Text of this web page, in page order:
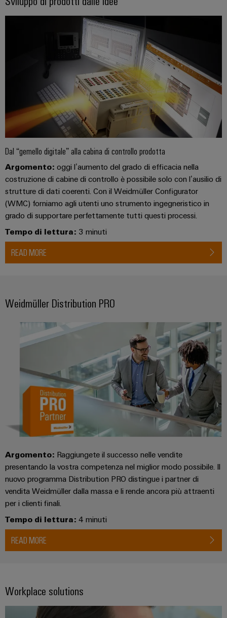
Dal “gemello digitale” alla cabina di controllo prodotta
Argomento: oggi l’aumento del grado di efficacia nella
costruzione di cabine di controllo è possibile solo con l’ausilio di
strutture di dati coerenti. Con il Weidmüller Configurator
(WMC) forniamo agli utenti uno strumento ingegneristico in
grado di supportare perfettamente tutti questi processi.
Tempo di lettura: 3 minuti
READ MORE
Weidmüller Distribution PRO
Argomento: Raggiungete il successo nelle vendite
presentando la vostra competenza nel miglior modo possibile. Il
nuovo programma Distribution PRO distingue i partner di
vendita Weidmüller dalla massa e li rende ancora più attraenti
per i clienti finali.
Tempo di lettura: 4 minuti
READ MORE
Workplace solutions